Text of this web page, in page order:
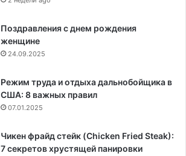
Поздравления с днем рождения
женщине
24.09.2025
Режим труда и отдыха дальнобойщика в
США: 8 важных правил
07.01.2025
Чикен фрайд стейк (Chicken Fried Steak):
7 секретов хрустящей панировки